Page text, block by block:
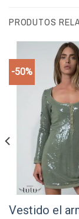
PRODUTOS
-50%
Vestido el